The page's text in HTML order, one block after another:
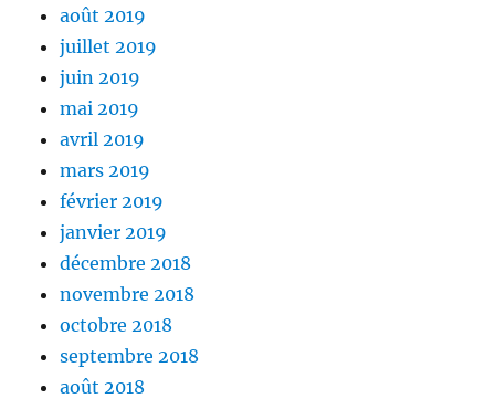
août 2019
juillet 2019
juin 2019
mai 2019
avril 2019
mars 2019
février 2019
janvier 2019
décembre 2018
novembre 2018
octobre 2018
septembre 2018
août 2018